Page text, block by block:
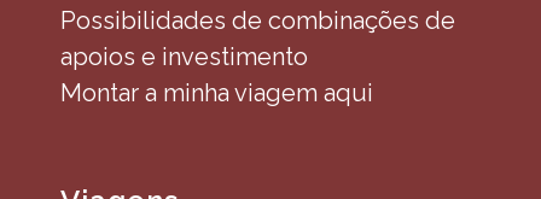
Possibilidades de combinações de
apoios e investimento
Montar a minha viagem aqui